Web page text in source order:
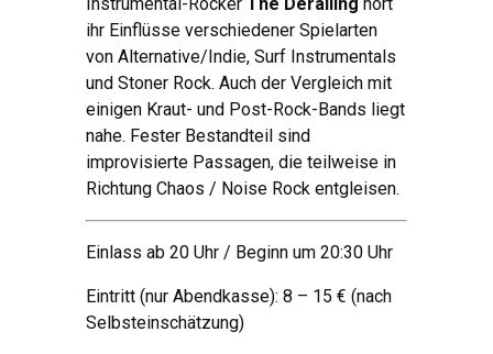
ihr Einflüsse verschiedener Spielarten
von Alternative/Indie, Surf Instrumentals
und Stoner Rock. Auch der Vergleich mit
einigen Kraut- und Post-Rock-Bands liegt
nahe. Fester Bestandteil sind
improvisierte Passagen, die teilweise in
Richtung Chaos / Noise Rock entgleisen.
Einlass ab 20 Uhr / Beginn um 20:30 Uhr
Eintritt (nur Abendkasse): 8 – 15 € (nach
Selbsteinschätzung)